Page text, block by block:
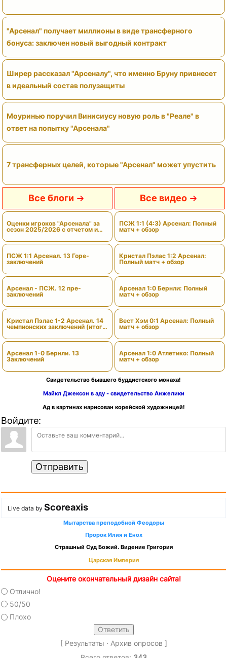
"Арсенал" получает миллионы в виде трансферного
бонуса: заключен новый выгодный контракт
Ширер рассказал "Арсеналу", что именно Бруну привнесет
в идеальный состав полузащиты
Моуринью поручил Винисиусу новую роль в "Реале" в
ответ на попытку "Арсенала"
7 трансферных целей, которые "Арсенал" может упустить
Все блоги
Оценки игроков "Арсенала" за
сезон 2025/2026 с отчетом и
вердиктами
ПСЖ 1:1 Арсенал. 13 Горе-
заключений
Арсенал - ПСЖ. 12 пре-
заключений
Кристал Пэлас 1-2 Арсенал. 14
чемпионских заключений (итоги
Арсенал 1-0 Бернли. 13
Заключений
Все видео
ПСЖ 1:1 (4:3) Арсенал: Полный
матч + обзор
Кристал Пэлас 1:2 Арсенал:
Полный матч + обзор
Арсенал 1:0 Бернли: Полный
матч + обзор
Вест Хэм 0:1 Арсенал: Полный
матч + обзор
Арсенал 1:0 Атлетико: Полный
матч + обзор
Свидетельство бывшего буддистского монаха!
Майкл Джексон в аду - свидетельство Анжелики
Ад в картинах нарисован корейской художницей!
Войдите:
Отправить
Live data by Scoreaxis
Мытарства преподобной Феодоры
Пророк Илия и Енох
Страшный Суд Божий. Видение Григория
Царская Империя
Оцените окончательный дизайн сайта!
Отлично!
50/50
Плохо
[ Результаты · Архив опросов ]